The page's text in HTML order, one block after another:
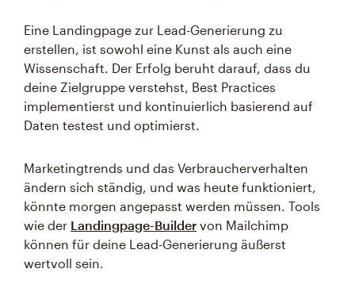
Eine Landingpage zur Lead-Generierung zu
erstellen, ist sowohl eine Kunst als auch eine
Wissenschaft. Der Erfolg beruht darauf, dass du
deine Zielgruppe verstehst, Best Practices
implementierst und kontinuierlich basierend auf
Daten testest und optimierst.
Marketingtrends und das Verbraucherverhalten
ändern sich ständig, und was heute funktioniert,
könnte morgen angepasst werden müssen. Tools
wie der Landingpage-Builder von Mailchimp
können für deine Lead-Generierung äußerst
wertvoll sein.